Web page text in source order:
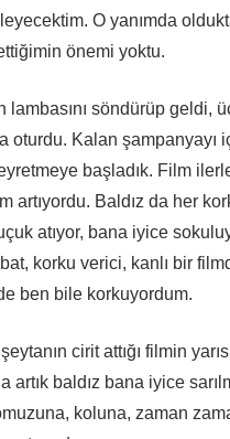
O yanımda
önemi yoktu.
lambasını söndürüp geldi,
oturdu. Kalan şampanyayı
başladık. Film
artıyordu. Baldız da her
atıyor, bana iyice
korku verici, kanlı bir
ben bile korkuyordum.
cirit attığı filmin
artık baldız bana iyice
koluna, zaman